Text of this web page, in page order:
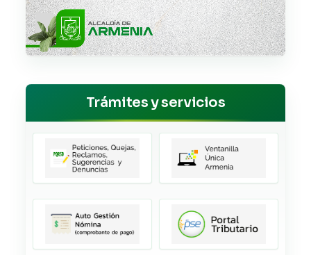
Trámites y servicios